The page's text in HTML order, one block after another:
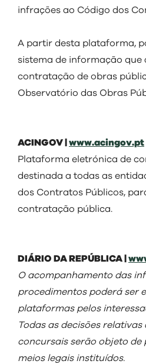
infrações ao Código dos
A partir desta plataforma,
sistema de informação que
contratação de obras
Observatório das Obras
ACINGOV | www.acingov.pt
Plataforma eletrónica de
destinada a todas as
dos Contratos Públicos,
contratação pública.
DIÁRIO DA REPÚBLICA |
O acompanhamento das
procedimentos poderá ser
plataformas pelos
Todas as decisões relativas
concursais serão objeto
meios legais instituídos.